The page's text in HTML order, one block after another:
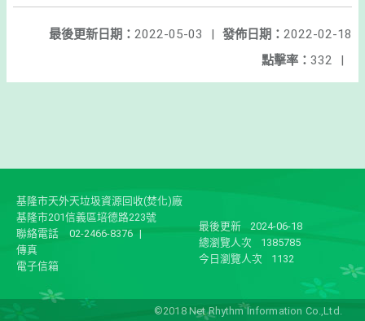
發佈日期： 2022-02-18
最後更新日期： 2022-05-03
|
點擊率： 332 |
基隆市天外天垃圾資源回收(焚化)廠
基隆市201信義區培德路223號
聯絡電話
02-2466-8376 |
傳真
電子信箱
最後更新
2024-06-18
總瀏覽人次
1385785
今日瀏覽人次
1132
©2018 Net Rhythm Information Co.,Ltd.